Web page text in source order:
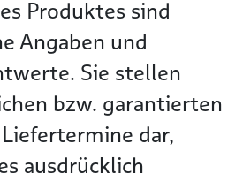
Produktes sind
Angaben und
Sie stellen
bzw. garantierten
dar,
ausdrücklich